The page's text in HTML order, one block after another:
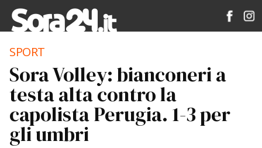
SPORT
Sora Volley: bianconeri a
testa alta contro la
capolista Perugia. 1-3 per
gli umbri